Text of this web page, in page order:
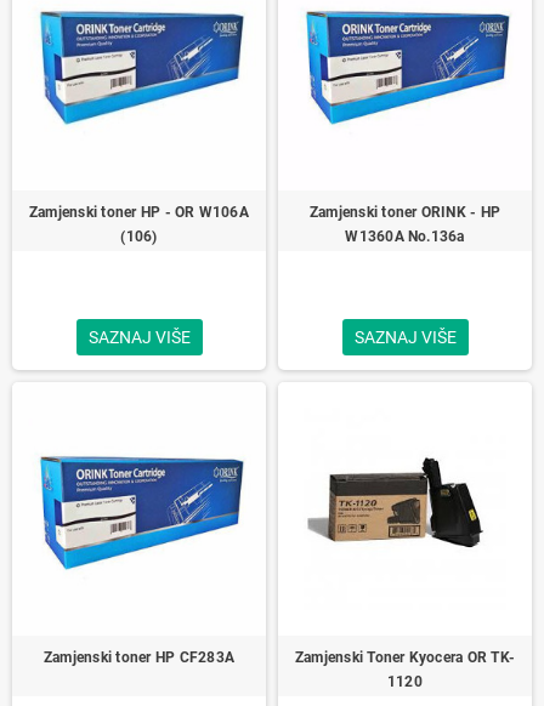
Zamjenski toner HP - OR W106A
(106)
SAZNAJ VIŠE
Zamjenski toner ORINK - HP
W1360A No.136a
SAZNAJ VIŠE
Zamjenski toner HP CF283A
Zamjenski Toner Kyocera OR TK-
1120